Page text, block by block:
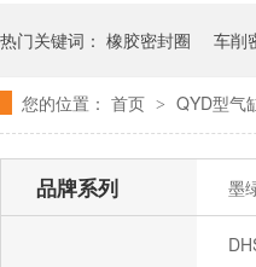
热门关键词： 橡胶密封圈 车削
您的位置： 首页 > QYD型气
品牌系列 墨